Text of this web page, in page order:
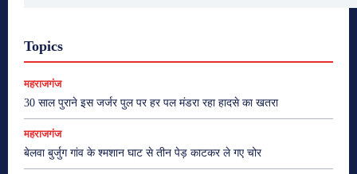
Topics
महराजगंज
30 साल पुराने इस जर्जर पुल पर हर पल मंडरा रहा हादसे का खतरा
महराजगंज
बेलवा बुर्जुग गांव के श्मशान घाट से तीन पेड़ काटकर ले गए चोर